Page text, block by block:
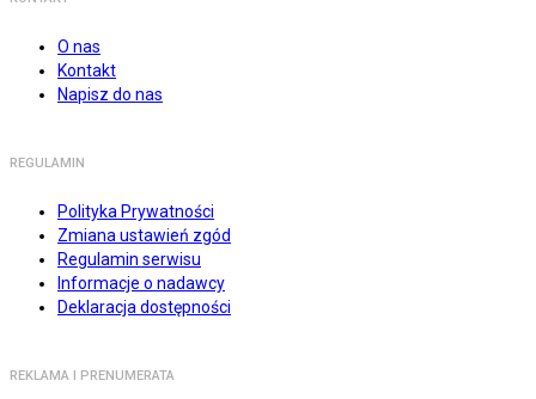
O nas
Kontakt
Napisz do nas
REGULAMIN
Polityka Prywatności
Zmiana ustawień zgód
Regulamin serwisu
Informacje o nadawcy
Deklaracja dostępności
REKLAMA I PRENUMERATA